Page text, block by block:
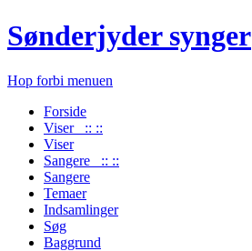
Sønderjyder synger
Hop forbi menuen
Forside
Viser :: ::
Viser
Sangere :: ::
Sangere
Temaer
Indsamlinger
Søg
Baggrund